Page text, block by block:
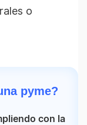
o
pyme?
con la